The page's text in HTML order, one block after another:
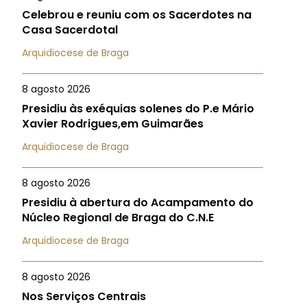
Celebrou e reuniu com os Sacerdotes na
Casa Sacerdotal
Arquidiocese de Braga
8 agosto 2026
Presidiu às exéquias solenes do P.e Mário
Xavier Rodrigues,em Guimarães
Arquidiocese de Braga
8 agosto 2026
Presidiu à abertura do Acampamento do
Núcleo Regional de Braga do C.N.E
Arquidiocese de Braga
8 agosto 2026
Nos Serviços Centrais